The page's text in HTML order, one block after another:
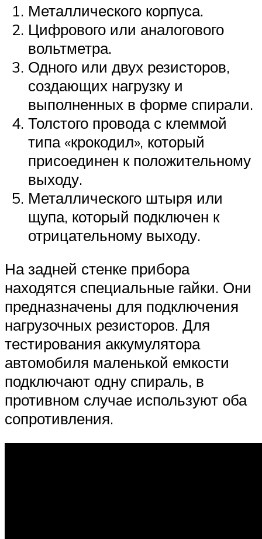
Металлического корпуса.
Цифрового или аналогового
вольтметра.
Одного или двух резисторов,
создающих нагрузку и
выполненных в форме спирали.
Толстого провода с клеммой
типа «крокодил», который
присоединен к положительному
выходу.
Металлического штыря или
щупа, который подключен к
отрицательному выходу.
На задней стенке прибора
находятся специальные гайки. Они
предназначены для подключения
нагрузочных резисторов. Для
тестирования аккумулятора
автомобиля маленькой емкости
подключают одну спираль, в
противном случае используют оба
сопротивления.